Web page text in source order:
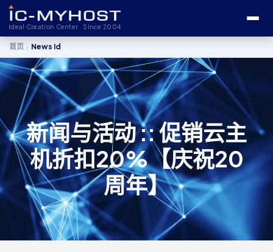
Ideal Creation Center · Since 2004
首页 › News Id
新闻与活动 :: 促销云主
机折扣20%【庆祝20
周年】